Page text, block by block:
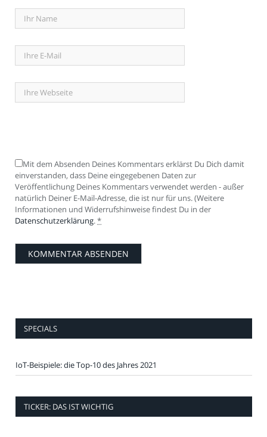
Mit dem Absenden Deines Kommentars erklärst Du Dich damit
einverstanden, dass Deine eingegebenen Daten zur
Veröffentlichung Deines Kommentars verwendet werden - außer
natürlich Deiner E-Mail-Adresse, die ist nur für uns. (Weitere
Informationen und Widerrufshinweise findest Du in der
Datenschutzerklärung.*
SPECIALS
IoT-Beispiele: die Top-10 des Jahres 2021
TICKER: DAS IST WICHTIG